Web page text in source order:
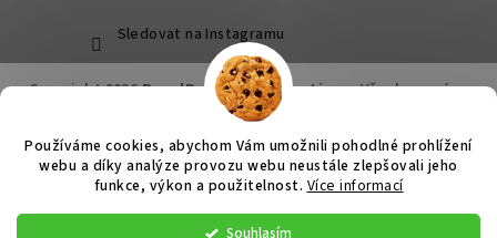
Používáme cookies, abychom Vám umožnili pohodlné prohlížení
webu a díky analýze provozu webu neustále zlepšovali jeho
funkce, výkon a použitelnost. Více informací
Souhlasím
Sledovat na Instagramu
Copyright 2026RoyalPets Salon&Boutique. Všechna práva
vyhrazena.
Vytvořil Shoptet